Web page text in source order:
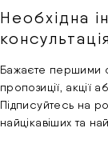
Необхідна
Бажаєте першими
пропозиції, акції
Підписуйтесь на
найцікавіших та